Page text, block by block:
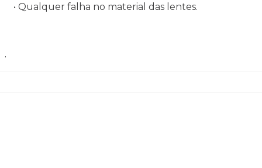
• Qualquer falha no material das lentes.
.